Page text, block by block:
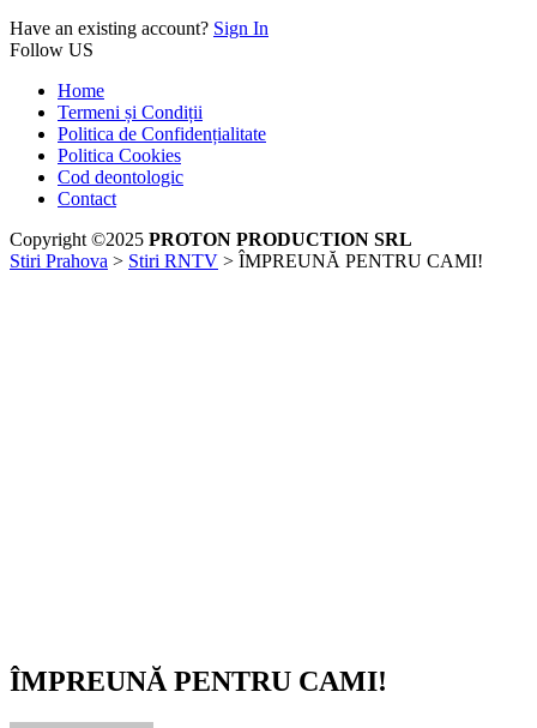
Have an existing account? Sign In
Follow US
Home
Termeni și Condiții
Politica de Confidențialitate
Politica Cookies
Cod deontologic
Contact
Copyright ©2025 PROTON PRODUCTION SRL
Stiri Prahova > Stiri RNTV > ÎMPREUNĂ PENTRU CAMI!
ÎMPREUNĂ PENTRU CAMI!